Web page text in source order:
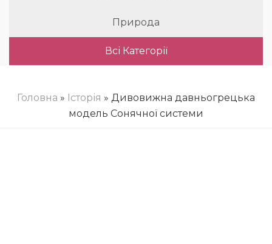
Природа
Всі Категорії
Головна » Історія » Дивовижна давньогрецька
модель Сонячної системи